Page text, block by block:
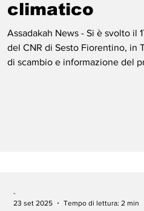
Società Diritti
climatico
Assadakah News - Si è svolto il
del CNR di Sesto Fiorentino, in
di scambio e informazione del
-
23 set 2025
Tempo di lettura: 2 min